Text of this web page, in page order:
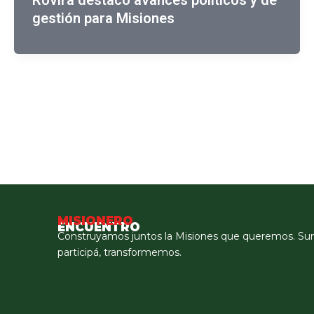
gestión para Misiones
ENCUENTRO
MISIONERO
Construyamos juntos la Misiones que queremos.
participá, transformemos.